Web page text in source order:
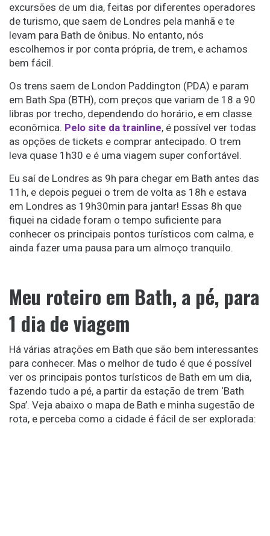
excursões de um dia, feitas por diferentes operadores
de turismo, que saem de Londres pela manhã e te
levam para Bath de ônibus. No entanto, nós
escolhemos ir por conta própria, de trem, e achamos
bem fácil.
Os trens saem de London Paddington (PDA) e param
em Bath Spa (BTH), com preços que variam de 18 a 90
libras por trecho, dependendo do horário, e em classe
econômica. Pelo site da trainline, é possível ver todas
as opções de tickets e comprar antecipado. O trem
leva quase 1h30 e é uma viagem super confortável.
Eu saí de Londres as 9h para chegar em Bath antes das
11h, e depois peguei o trem de volta as 18h e estava
em Londres as 19h30min para jantar! Essas 8h que
fiquei na cidade foram o tempo suficiente para
conhecer os principais pontos turísticos com calma, e
ainda fazer uma pausa para um almoço tranquilo.
Meu roteiro em Bath, a pé, para
1 dia de viagem
Há várias atrações em Bath que são bem interessantes
para conhecer. Mas o melhor de tudo é que é possível
ver os principais pontos turísticos de Bath em um dia,
fazendo tudo a pé, a partir da estação de trem ‘Bath
Spa’. Veja abaixo o mapa de Bath e minha sugestão de
rota, e perceba como a cidade é fácil de ser explorada: